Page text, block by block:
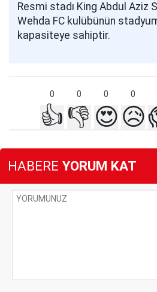
Resmi stadı King Abdul Aziz
Wehda FC kulübünün
kapasiteye sahiptir.
0 0 0 0
👍 👎 😍😥
HABERE YORUM KAT